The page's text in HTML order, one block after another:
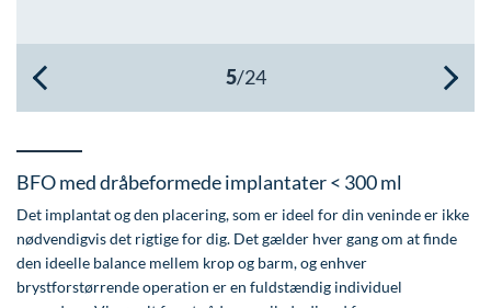
BFO med dråbeformede implantater < 300 ml
Det implantat og den placering, som er ideel for din veninde er ikke
nødvendigvis det rigtige for dig. Det gælder hver gang om at finde
den ideelle balance mellem krop og barm, og enhver
brystforstørrende operation er en fuldstændig individuel